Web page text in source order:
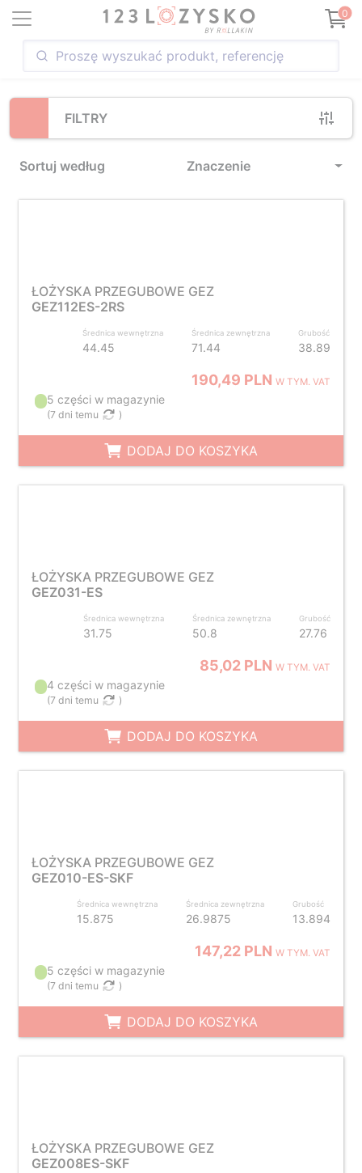
0
FILTRY
Sortuj według Znaczenie
Loading...
ŁOŻYSKA PRZEGUBOWE GEZ
GEZ112ES-2RS
Średnica wewnętrzna
44.45
Średnica zewnętrzna
71.44
Grubość
38.89
190,49 PLNW TYM. VAT
5 części w magazynie
(7 dni temu )
DODAJ DO KOSZYKA
ŁOŻYSKA PRZEGUBOWE GEZ
GEZ031-ES
Średnica wewnętrzna
31.75
Średnica zewnętrzna
50.8
Grubość
27.76
85,02 PLNW TYM. VAT
4 części w magazynie
(7 dni temu )
DODAJ DO KOSZYKA
ŁOŻYSKA PRZEGUBOWE GEZ
GEZ010-ES-SKF
Średnica wewnętrzna
15.875
Średnica zewnętrzna
26.9875
Grubość
13.894
147,22 PLNW TYM. VAT
5 części w magazynie
(7 dni temu )
DODAJ DO KOSZYKA
ŁOŻYSKA PRZEGUBOWE GEZ
GEZ008ES-SKF